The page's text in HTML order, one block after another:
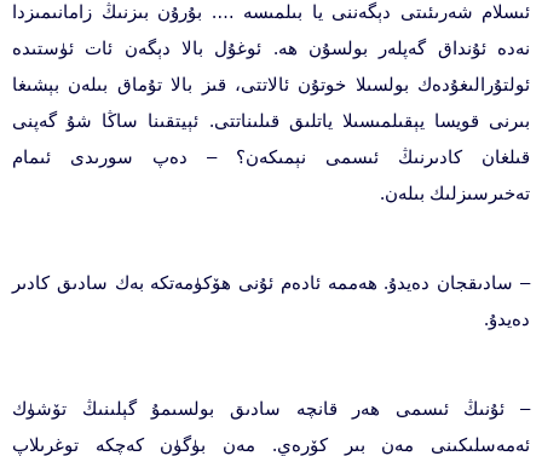
ئىسلام شەرىئىتى دېگەننى يا بىلمىسە …. بۇرۇن بىزنىڭ زامانىمىزدا
نەدە ئۇنداق گەپلەر بولسۇن ھە. ئوغۇل بالا دېگەن ئات ئۈستىدە
ئولتۇرالىغۇدەك بولسىلا خوتۇن ئالاتتى، قىز بالا تۇماق بىلەن بېشىغا
بىرنى قويسا يېقىلمىسىلا ياتلىق قىلىناتتى. ئېيتقىنا ساڭا شۇ گەپنى
قىلغان كادىرنىڭ ئىسمى نېمىكەن؟ – دەپ سورىدى ئىمام
تەخىرسىزلىك بىلەن.
– سادىقجان دەيدۇ. ھەممە ئادەم ئۇنى ھۆكۈمەتكە بەك سادىق كادىر
دەيدۇ.
– ئۇنىڭ ئىسمى ھەر قانچە سادىق بولسىمۇ گېلىنىڭ تۆشۈك
ئەمەسلىكىنى مەن بىر كۆرەي. مەن بۈگۈن كەچكە توغرىلاپ